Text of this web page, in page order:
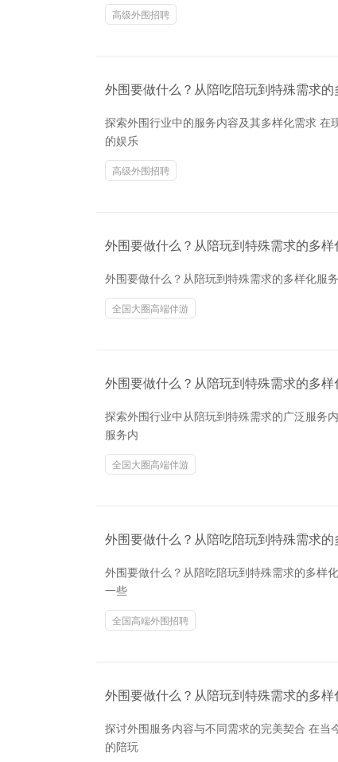
高级外围招聘
外围要做什么？从陪吃陪玩到特殊需求的
探索外围行业中的服务内容及其多样化需求
的娱乐
高级外围招聘
外围要做什么？从陪玩到特殊需求的多样
外围要做什么？从陪玩到特殊需求的多样化服
全国大圈高端伴游
外围要做什么？从陪玩到特殊需求的多样
探索外围行业中从陪玩到特殊需求的广泛服务
服务内
全国大圈高端伴游
外围要做什么？从陪吃陪玩到特殊需求的
外围要做什么？从陪吃陪玩到特殊需求的多样
一些
全国高端外围招聘
外围要做什么？从陪玩到特殊需求的多样
探讨外围服务内容与不同需求的完美契合 在当
的陪玩